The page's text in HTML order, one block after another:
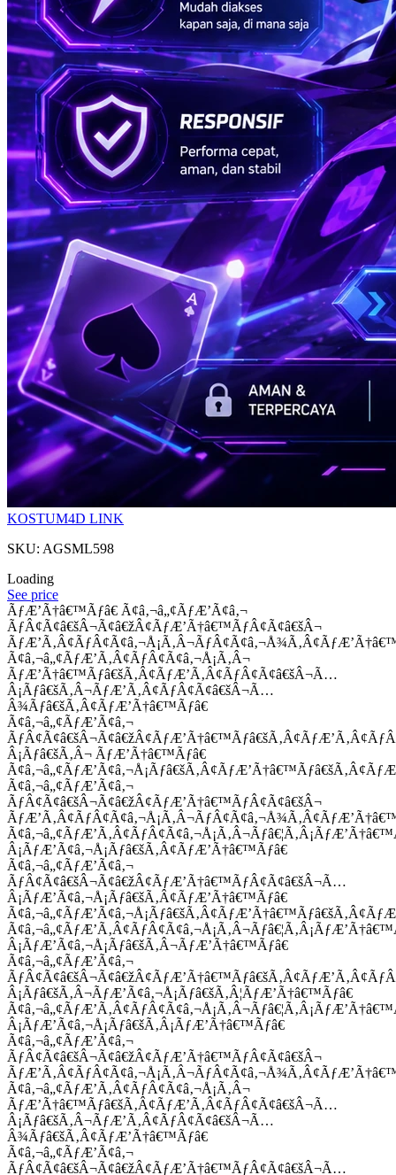
KOSTUM4D LINK
SKU: AGSML598
Loading
See price
ÃƒÆ’Ã†â€™Ãƒâ€ Ã¢â‚¬â„¢ÃƒÆ’Ã¢â‚¬
ÃƒÂ¢Ã¢â€šÂ¬Ã¢â€žÂ¢ÃƒÆ’Ã†â€™ÃƒÂ¢Ã¢â€šÂ¬
Ã¢â‚¬â„¢ÃƒÆ’Ã‚Â¢ÃƒÂ¢Ã¢â‚¬Å¡Ã‚Â¬
ÃƒÆ’Ã†â€™Ãƒâ€šÃ‚Â¢ÃƒÆ’Ã‚Â¢ÃƒÂ¢Ã¢â€šÂ¬Ã…
Â¡Ãƒâ€šÃ‚Â¬ÃƒÆ’Ã‚Â¢ÃƒÂ¢Ã¢â€šÂ¬Ã…
Â¾Ãƒâ€šÃ‚Â¢ÃƒÆ’Ã†â€™Ãƒâ€
Ã¢â‚¬â„¢ÃƒÆ’Ã¢â‚¬
Â¡Ãƒâ€šÃ‚Â¬ ÃƒÆ’Ã†â€™Ãƒâ€
Ã¢â‚¬â„¢ÃƒÆ’Ã¢â‚¬
ÃƒÂ¢Ã¢â€šÂ¬Ã¢â€žÂ¢ÃƒÆ’Ã†â€™ÃƒÂ¢Ã¢â€šÂ¬
Â¡ÃƒÆ’Ã¢â‚¬Å¡Ãƒâ€šÃ‚Â¢ÃƒÆ’Ã†â€™Ãƒâ€
Ã¢â‚¬â„¢ÃƒÆ’Ã¢â‚¬
ÃƒÂ¢Ã¢â€šÂ¬Ã¢â€žÂ¢ÃƒÆ’Ã†â€™ÃƒÂ¢Ã¢â€šÂ¬Ã…
Â¡ÃƒÆ’Ã¢â‚¬Å¡Ãƒâ€šÃ‚Â¢ÃƒÆ’Ã†â€™Ãƒâ€
Â¡ÃƒÆ’Ã¢â‚¬Å¡Ãƒâ€šÃ‚Â¬ÃƒÆ’Ã†â€™Ãƒâ€
Ã¢â‚¬â„¢ÃƒÆ’Ã¢â‚¬
Â¡Ãƒâ€šÃ‚Â¬ÃƒÆ’Ã¢â‚¬Å¡Ãƒâ€šÃ‚Â¦ÃƒÆ’Ã†â€™Ãƒâ€
Â¡ÃƒÆ’Ã¢â‚¬Å¡Ãƒâ€šÃ‚Â¡ÃƒÆ’Ã†â€™Ãƒâ€
Ã¢â‚¬â„¢ÃƒÆ’Ã¢â‚¬
ÃƒÂ¢Ã¢â€šÂ¬Ã¢â€žÂ¢ÃƒÆ’Ã†â€™ÃƒÂ¢Ã¢â€šÂ¬
Ã¢â‚¬â„¢ÃƒÆ’Ã‚Â¢ÃƒÂ¢Ã¢â‚¬Å¡Ã‚Â¬
ÃƒÆ’Ã†â€™Ãƒâ€šÃ‚Â¢ÃƒÆ’Ã‚Â¢ÃƒÂ¢Ã¢â€šÂ¬Ã…
Â¡Ãƒâ€šÃ‚Â¬ÃƒÆ’Ã‚Â¢ÃƒÂ¢Ã¢â€šÂ¬Ã…
Â¾Ãƒâ€šÃ‚Â¢ÃƒÆ’Ã†â€™Ãƒâ€
Ã¢â‚¬â„¢ÃƒÆ’Ã¢â‚¬
ÃƒÂ¢Ã¢â€šÂ¬Ã¢â€žÂ¢ÃƒÆ’Ã†â€™ÃƒÂ¢Ã¢â€šÂ¬Ã…